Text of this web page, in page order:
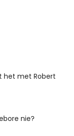
het met Robert
nie?